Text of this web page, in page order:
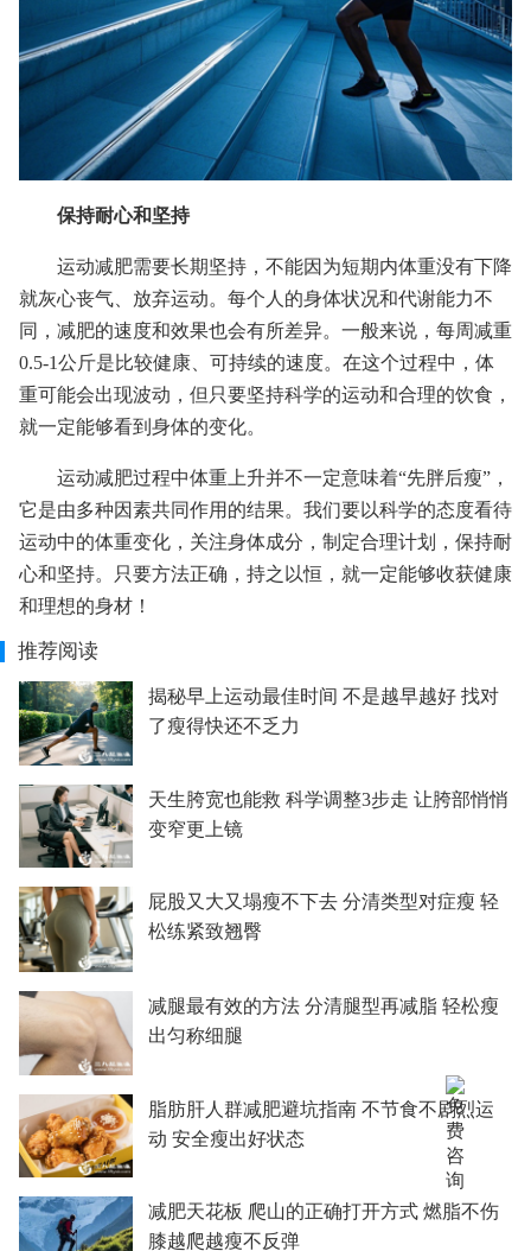
保持耐心和坚持
运动减肥需要长期坚持，不能因为短期内体重没有下降
就灰心丧气、放弃运动。每个人的身体状况和代谢能力不
同，减肥的速度和效果也会有所差异。一般来说，每周减重
0.5-1公斤是比较健康、可持续的速度。在这个过程中，体
重可能会出现波动，但只要坚持科学的运动和合理的饮食，
就一定能够看到身体的变化。
运动减肥过程中体重上升并不一定意味着“先胖后瘦”，
它是由多种因素共同作用的结果。我们要以科学的态度看待
运动中的体重变化，关注身体成分，制定合理计划，保持耐
心和坚持。只要方法正确，持之以恒，就一定能够收获健康
和理想的身材！
推荐阅读
揭秘早上运动最佳时间 不是越早越好 找对
了瘦得快还不乏力
天生胯宽也能救 科学调整3步走 让胯部悄悄
变窄更上镜
屁股又大又塌瘦不下去 分清类型对症瘦 轻
松练紧致翘臀
减腿最有效的方法 分清腿型再减脂 轻松瘦
出匀称细腿
脂肪肝人群减肥避坑指南 不节食不剧烈运
动 安全瘦出好状态
减肥天花板 爬山的正确打开方式 燃脂不伤
膝越爬越瘦不反弹